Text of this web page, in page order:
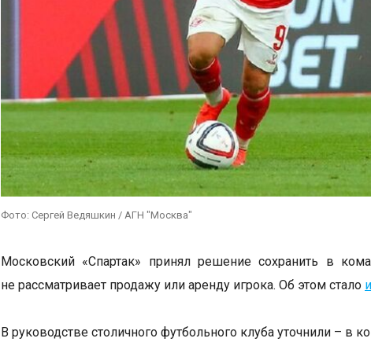
Фото: Сергей Ведяшкин / АГН "Москва"
Московский «Спартак» принял решение сохранить в
не рассматривает продажу или аренду игрока. Об этом стало
В руководстве столичного футбольного клуба уточнили –